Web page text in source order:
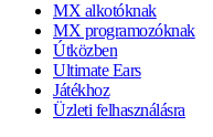
MX alkotóknak
MX programozóknak
Útközben
Ultimate Ears
Játékhoz
Üzleti felhasználásra